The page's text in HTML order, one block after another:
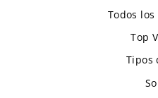
Todos
Top
Tipos